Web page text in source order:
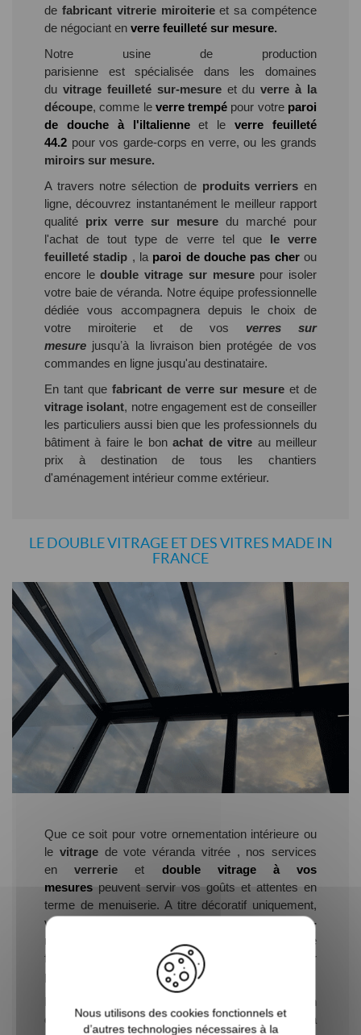
de fabricant vitrerie miroiterieet sa compétence
de négociant en verre feuilleté sur mesure.
Notre usine de production
parisienne
est
spécialisée dans les domaines
du vitrage feuilleté sur-mesureet duverre à la
découpe, comme le verre trempé pour votre paroi
de douche à l'iltalienneet leverre feuilleté
44.2 pour vos garde-corps en verre, ou les grands
miroirs sur mesure.
A travers notre sélection deproduits verriers en
ligne, découvrez instantanément le meilleur rapport
qualité prix verre sur mesure du marché pour
l'achat de tout type de verre tel que le verre
feuilleté stadip , la paroi de douche pas cherou
encore ledouble vitrage sur mesurepour isoler
votre baie de véranda. Notre équipe professionnelle
dédiée vous accompagnera depuis le choix de
votre miroiterie et de vos verres sur
mesure jusquʼà la livraison bien protégée de vos
commandes en ligne jusqu'au destinataire.
En tant que fabricant de verre sur mesure et de
vitrage isolant, notre engagement est de conseiller
les particuliers aussi bien que les professionnels du
bâtiment à faire le bonachat de vitre au meilleur
prix à destination de tous les chantiers
d'aménagement intérieur comme extérieur.
LE DOUBLE VITRAGE ET DES VITRES MADE IN
FRANCE
Que ce soit pour votre ornementation intérieure ou
le vitrage de vote véranda vitrée , nos services
enverrerie et double
vitrage à vos
mesures peuvent servir vos goûts et attentes en
terme de menuiserie. A titre décoratif uniquement,
vous pouvez opter pour le
simple vitrage sur-
mesure
. Un large choix vous est offert en terme de
forme, de couleur, de transparence et dʼépaisseur
pour chaque
verre sur mesure
Pour vos
ou votre rénovation
de
porte fenêtre, ledouble vitrageest devenu la
Nous utilisons des cookies fonctionnels et
d’autres technologies nécessaires à la